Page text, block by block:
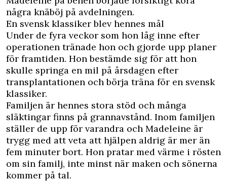
några knäböj på avdelningen.
En svensk klassiker blev hennes mål
Under de fyra veckor som hon låg inne efter
operationen tränade hon och gjorde upp planer
för framtiden. Hon bestämde sig för att hon
skulle springa en mil på årsdagen efter
transplantationen och börja träna för en svensk
klassiker.
Familjen är hennes stora stöd och många
släktingar finns på grannavstånd. Inom familjen
ställer de upp för varandra och Madeleine är
trygg med att veta att hjälpen aldrig är mer än
fem minuter bort. Hon pratar med värme i rösten
om sin familj, inte minst när maken och sönerna
kommer på tal.